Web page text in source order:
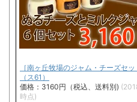
［南ヶ丘牧場のジャム・チーズセッ
（ス61）
価格：3160円（税込、送料別)
時点)